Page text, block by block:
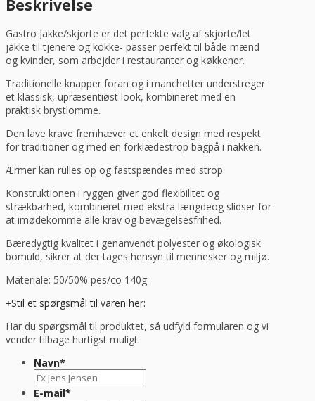
S,
antal
Beskrivelse
Gastro Jakke/skjorte er det perfekte valg af skjorte/let
jakke til tjenere og kokke- passer perfekt til både mænd
og kvinder, som arbejder i restauranter og køkkener.
Traditionelle knapper foran og i manchetter understreger
et klassisk, upræsentiøst look, kombineret med en
praktisk brystlomme.
Den lave krave fremhæver et enkelt design med respekt
for traditioner og med en forklædestrop bagpå i nakken.
Ærmer kan rulles op og fastspændes med strop.
Konstruktionen i ryggen giver god flexibilitet og
strækbarhed, kombineret med ekstra længdeog slidser for
at imødekomme alle krav og bevægelsesfrihed.
Bæredygtig kvalitet i genanvendt polyester og økologisk
bomuld, sikrer at der tages hensyn til mennesker og miljø.
Materiale: 50/50% pes/co 140g
Stil et spørgsmål til varen her:
Har du spørgsmål til produktet, så udfyld formularen og vi
vender tilbage hurtigst muligt.
Navn*
E-mail*